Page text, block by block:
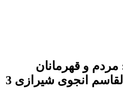
و قهرمانان
شاهنامه اثر سید ابوالقاسم انجوی شیرازی 3